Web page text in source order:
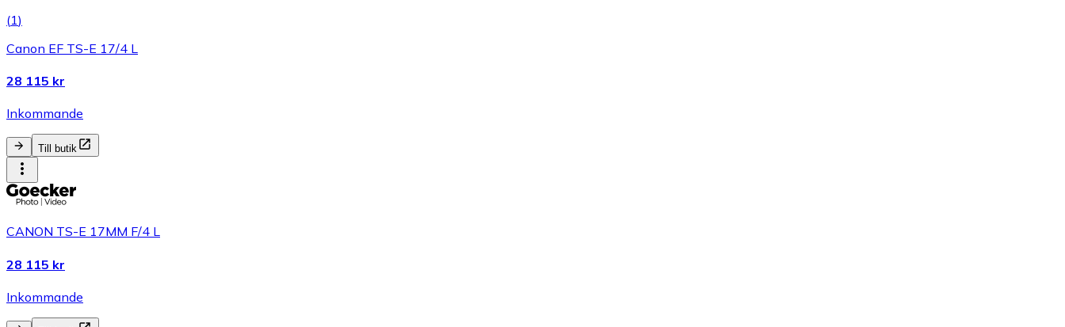
(1)
Canon EF TS-E 17/4 L
28 115 kr
Inkommande
Till butik
CANON TS-E 17MM F/4 L
28 115 kr
Inkommande